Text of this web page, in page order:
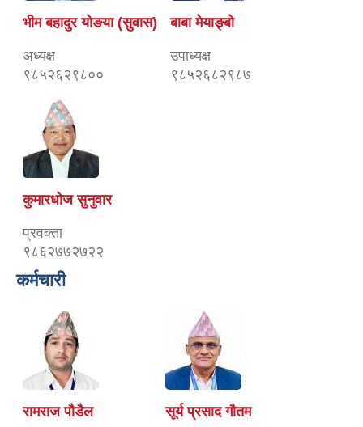
भीम बहादुर योङया (सुवास)
अध्यक्ष
९८५२६२९८००
बाबा मेयाङ्बो
उपाध्यक्ष
९८५२६८२९८७
कुमारधोज सुनुवार
प्रवक्ता
९८६२७७२७२२
कर्मचारी
रामराज पौडैल सूर्य प्रसाद गौतम